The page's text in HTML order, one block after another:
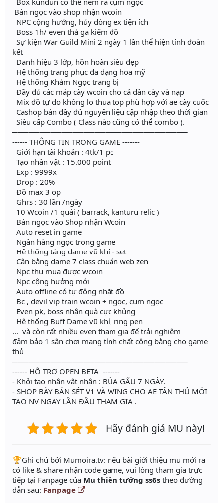
Box kundun có thể ném ra cụm ngọc
Bán ngọc vào shop nhận wcoin
NPC cộng hưởng, hủy dòng ex tiện ích
Boss 1h/ even thả ga kiếm đồ
Sự kiện War Guild Mini 2 ngày 1 lần thể hiện tính đoàn
kết
Danh hiệu 3 lớp, hồn hoàn siêu đẹp
Hệ thống trang phục đa dạng hoa mỹ
Hệ thống Khảm Ngọc trang bị
Đầy đủ các máp cày wcoin cho cả dân cày và nạp
Mix đồ tự do không lo thua top phù hợp với ae cày cuốc
Cashop bán đầy đủ nguyên liệu cập nhập theo thời gian
Siêu cấp Combo ( Class nào cũng có thể combo ).
────────────────────────────────
------ THÔNG TIN TRONG GAME -------
Giới hạn tài khoản : 4tk/1 pc
Tạo nhân vật : 15.000 point
Exp : 9999x
Drop : 20%
Đồ max 3 op
Ghrs : 30 lần /ngày
10 Wcoin /1 quái ( barrack, kanturu relic )
Bán ngọc vào Shop nhận Wcoin
Auto reset in game
Ngân hàng ngọc trong game
Hệ thống tăng dame vũ khí - set
Cân bằng dame 7 class chuẩn web zen
Npc thu mua được wcoin
Npc cộng hưởng mới
Auto offline có tự động nhặt đồ
Bc , devil vip train wcoin + ngọc, cụm ngọc
Even pk, boss nhận quà cực khủng
Hệ thống Buff Dame vũ khí, ring pen
... và còn rất nhiều even tham gia để trải nghiệm
đảm bảo 1 sân chơi mang tính chất công bằng cho game
thủ
────────────────────────────────
------ HỖ TRỢ OPEN BETA -------
- Khởi tạo nhân vật nhận : BÙA GẤU 7 NGÀY.
- SHOP BÀY BÁN SÉT V1 VÀ WING CHO AE TÂN THỦ MỚI
TẠO NV NGAY LẦN ĐẦU THAM GIA .
Hãy đánh giá MU này!
️🏆Ghi chú bởi Mumoira.tv: nếu bài giới thiệu mu mới ra
có like & share nhận code game, vui lòng tham gia trực
tiếp tại Fanpage của Mu thiên tướng ss6s theo đường
dẫn sau: Fanpage